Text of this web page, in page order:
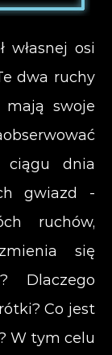
własnej osi
dwa ruchy
swoje
ciągu dnia
gwiazd -
ruchów,
się
Dlaczego
Co jest
W tym celu